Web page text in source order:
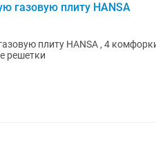
газовую плиту HANSA
плиту HANSA , 4
решетки